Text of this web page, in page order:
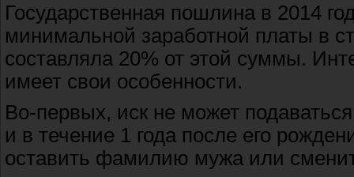
Государственная пошлина в 2014
минимальной заработной платы в
составляла 20% от этой суммы.
имеет свои особенности.
Во-первых, иск не может
и в течение 1 года после его
оставить фамилию мужа или